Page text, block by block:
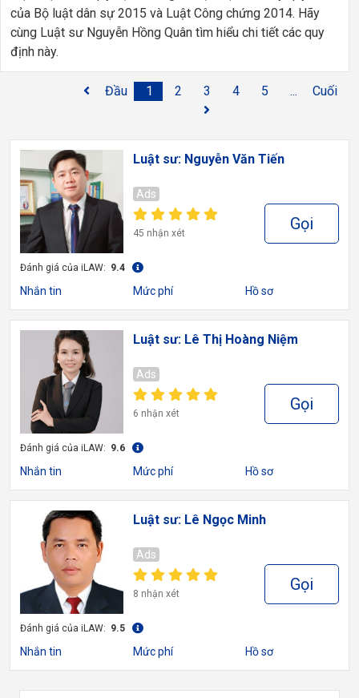
của Bộ luật dân sự 2015 và Luật Công chứng 2014. Hãy
cùng Luật sư Nguyễn Hồng Quân tìm hiểu chi tiết các quy
định này.
Đầu 1 2 3 4 5 ... Cuối
Luật sư: Nguyễn Văn Tiến
Ads
45 nhận xét Gọi
Đánh giá của iLAW: 9.4
Nhắn tin Mức phí Hồ sơ
Luật sư: Lê Thị Hoàng Niệm
Ads
6 nhận xét Gọi
Đánh giá của iLAW: 9.6
Nhắn tin Mức phí Hồ sơ
Luật sư: Lê Ngọc Minh
Ads
8 nhận xét Gọi
Đánh giá của iLAW: 9.5
Nhắn tin Mức phí Hồ sơ